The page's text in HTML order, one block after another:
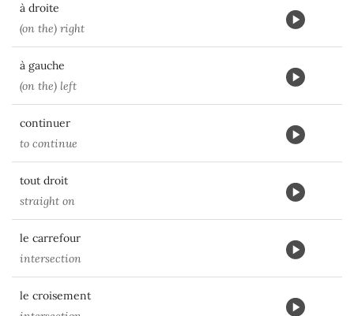
à droite
(on the) right
à gauche
(on the) left
continuer
to continue
tout droit
straight on
le carrefour
intersection
le croisement